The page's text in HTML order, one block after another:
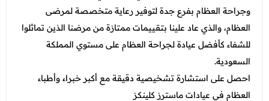
وجراحة العظام بفرع جدة لتوفير رعاية متخصصة لمرضى
العظام، والذي عاد علينا بتقييمات ممتازة من مرضنا الذين تماثلوا
للشفاء كأفضل عيادة لجراحة العظام على مستوي المملكة
السعودية.
احصل على استشارة تشخيصية دقيقة مع أكبر خبراء وأطباء
العظام في عيادات ماسترز كلينكز